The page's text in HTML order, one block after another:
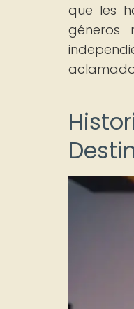
que les
géneros